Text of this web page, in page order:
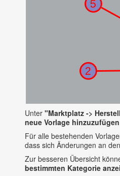
Unter"Marktplatz ->
neue Vorlage
Für alle bestehenden
dass sich Änderungen an
Zur besseren Übersicht
bestimmten Kategorie